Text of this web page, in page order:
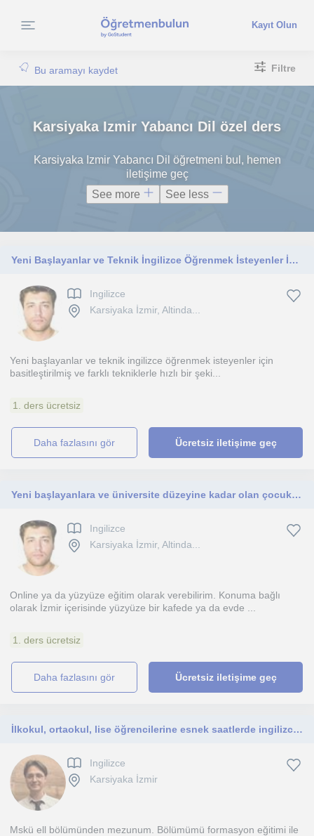
Kayıt Olun
Bu aramayı kaydet Filtre
Karsiyaka Izmir Yabancı Dil özel ders
Karsiyaka Izmir Yabancı Dil öğretmeni bul, hemen
iletişime geç
See more
See less
Yeni Başlayanlar ve Teknik İngilizce Öğrenmek İsteyenler İçin
Ingilizce
Karsiyaka İzmir, Altinda...
Yeni başlayanlar ve teknik ingilizce öğrenmek isteyenler için
basitleştirilmiş ve farklı tekniklerle hızlı bir şeki...
1. ders ücretsiz
daha fazlasını gör Ücretsiz iletişime geç
Yeni başlayanlara ve üniversite düzeyine kadar olan çocuklara.
Ingilizce
Karsiyaka İzmir, Altinda...
Online ya da yüzyüze eğitim olarak verebilirim. Konuma bağlı
olarak İzmir içerisinde yüzyüze bir kafede ya da evde ...
1. ders ücretsiz
daha fazlasını gör Ücretsiz iletişime geç
İlkokul, ortaokul, lise öğrencilerine esnek saatlerde ingilizce dersi
Ingilizce
Karsiyaka İzmir
Mskü ell bölümünden mezunum. Bölümümü formasyon eğitimi ile